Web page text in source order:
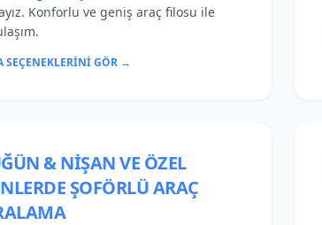
Konforlu ve geniş araç filosu ile
SEÇENEKLERINI GÖR →
& NIŞAN VE ÖZEL
ŞOFÖRLÜ ARAÇ